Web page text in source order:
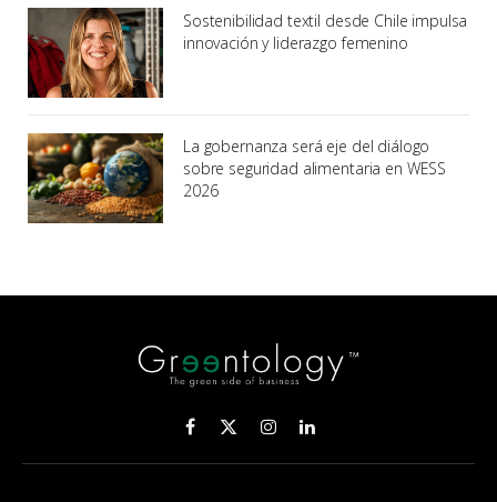
Sostenibilidad textil desde Chile impulsa
innovación y liderazgo femenino
La gobernanza será eje del diálogo
sobre seguridad alimentaria en WESS
2026
Facebook
X
(Twitter)
InstagramLinkedIn